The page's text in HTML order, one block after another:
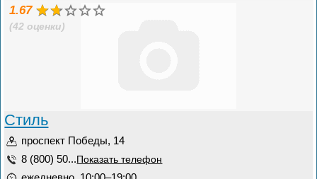
1.67
(42 оценки)
Стиль
проспект Победы, 14
8 (800) 50... Показать телефон